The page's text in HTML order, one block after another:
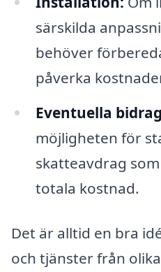
särskilda
behöver
påverka
Eventuella
möjligheten för
skatteavdrag
totala kostnad.
Det är alltid en bra
och tjänster från